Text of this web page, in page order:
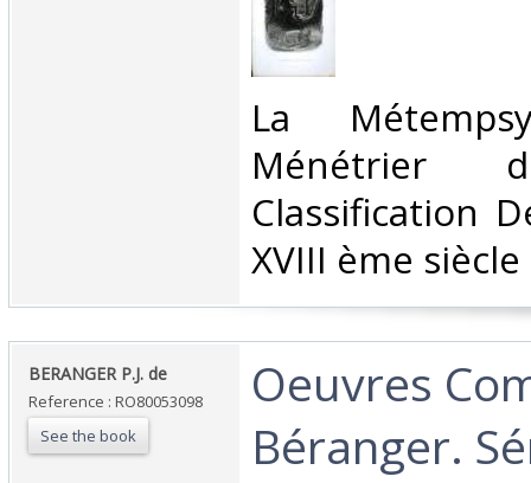
‎La
Ménétrier
Classification
XVIII ème siècle‎
‎BERANGER P.J. de‎
Reference : RO80053098
See the book
‎Oeuvres
Béranger.